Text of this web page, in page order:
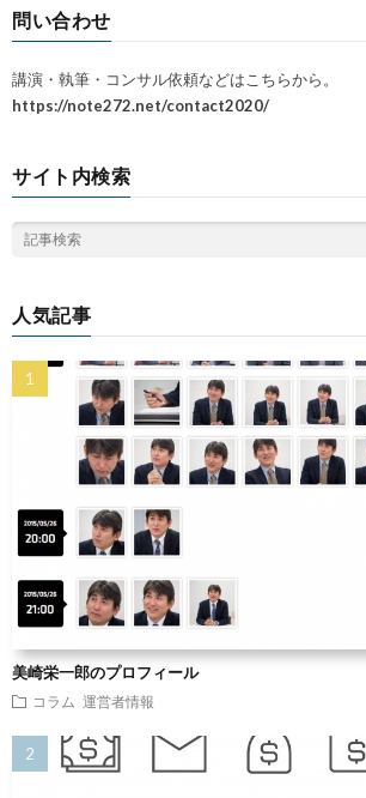
問い合わせ
講演・執筆・コンサル依頼などはこちらから。
https://note272.net/contact2020/
サイト内検索
人気記事
美崎栄一郎のプロフィール
コラム 運営者情報